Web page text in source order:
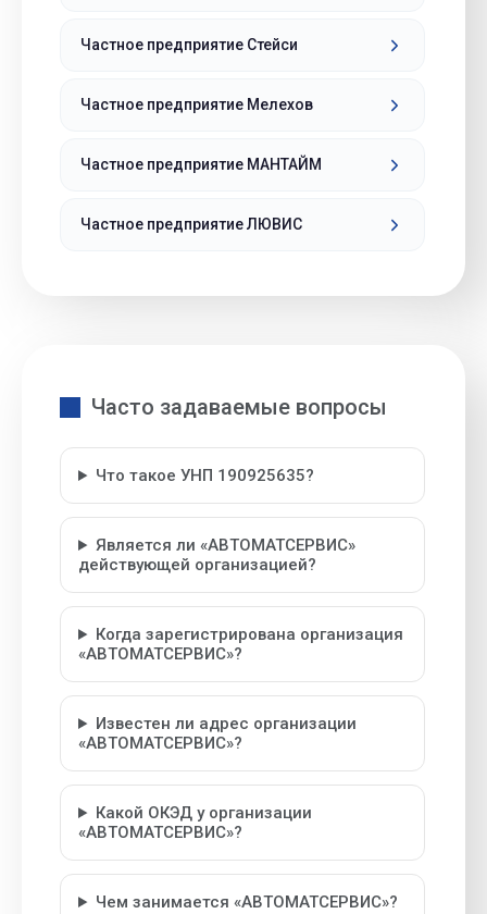
Частное предприятие Стейси
Частное предприятие Мелехов
Частное предприятие МАНТАЙМ
Частное предприятие ЛЮВИС
Часто задаваемые вопросы
Что такое УНП 190925635?
Является ли «АВТОМАТСЕРВИС»
действующей организацией?
Когда зарегистрирована организация
«АВТОМАТСЕРВИС»?
Известен ли адрес организации
«АВТОМАТСЕРВИС»?
Какой ОКЭД у организации
«АВТОМАТСЕРВИС»?
Чем занимается «АВТОМАТСЕРВИС»?